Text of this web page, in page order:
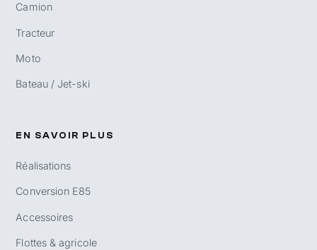
Camion
Tracteur
Moto
Bateau / Jet-ski
EN SAVOIR PLUS
Réalisations
Conversion E85
Accessoires
Flottes & agricole